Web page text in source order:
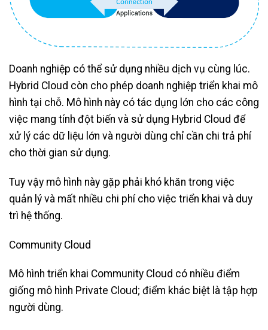
Doanh nghiệp có thể sử dụng nhiều dịch vụ cùng lúc.
Hybrid Cloud còn cho phép doanh nghiệp triển khai mô
hình tại chỗ. Mô hình này có tác dụng lớn cho các công
việc mang tính đột biến và sử dụng Hybrid Cloud để
xử lý các dữ liệu lớn và người dùng chỉ cần chi trả phí
cho thời gian sử dụng.
Tuy vậy mô hình này gặp phải khó khăn trong việc
quản lý và mất nhiều chi phí cho việc triển khai và duy
trì hệ thống.
Community Cloud
Mô hình triển khai Community Cloud có nhiều điểm
giống mô hình Private Cloud; điểm khác biệt là tập hợp
người dùng.